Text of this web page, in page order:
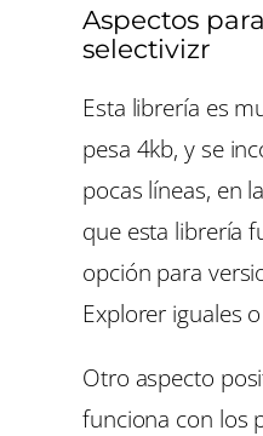
Aspectos
selectivizr
Esta librería es
pesa 4kb, y se
pocas líneas, en
que esta librería
opción para
Explorer iguales
Otro aspecto
funciona con los